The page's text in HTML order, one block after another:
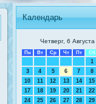
Календарь
Четверг, 6 Августа
Пн Вт Ср Чт Пт Сб
1
3
4 5 6 7 8
10
11 12 13 14 15
17
18 19 20 21 22
24
25 26 27 28 29